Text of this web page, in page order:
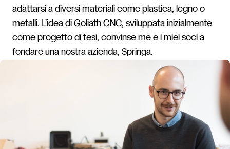
adattarsi a diversi materiali come plastica, legno o
metalli. L’idea di Goliath CNC, sviluppata inizialmente
come progetto di tesi, convinse me e i miei soci a
fondare una nostra azienda, Springa.